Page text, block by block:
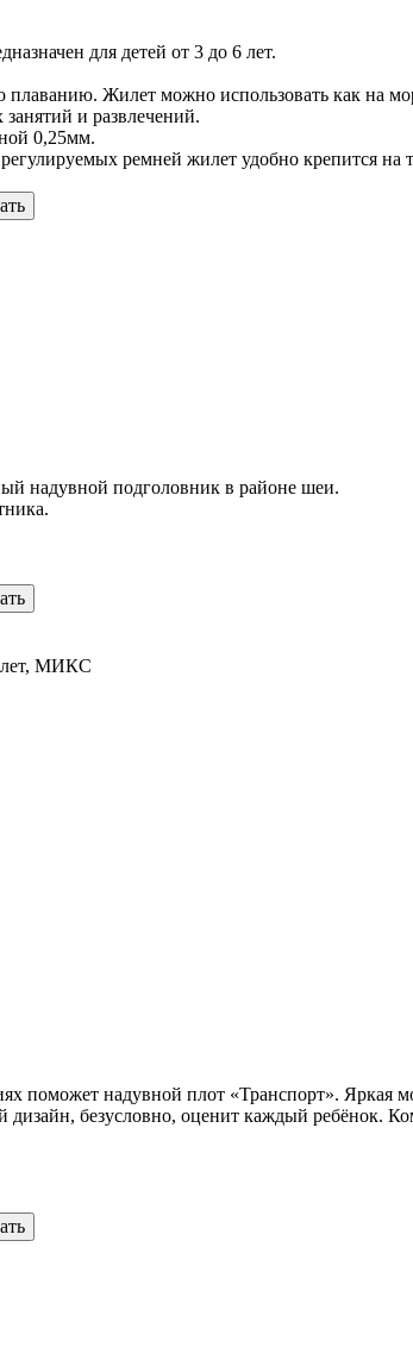
для детей от 3 до 6 лет.
Жилет можно использовать как на
и развлечений.
0,25мм.
ремней жилет удобно крепится на
надувной подголовник в районе шеи.
лет, МИКС
поможет надувной плот «Транспорт».
дизайн, безусловно, оценит каждый